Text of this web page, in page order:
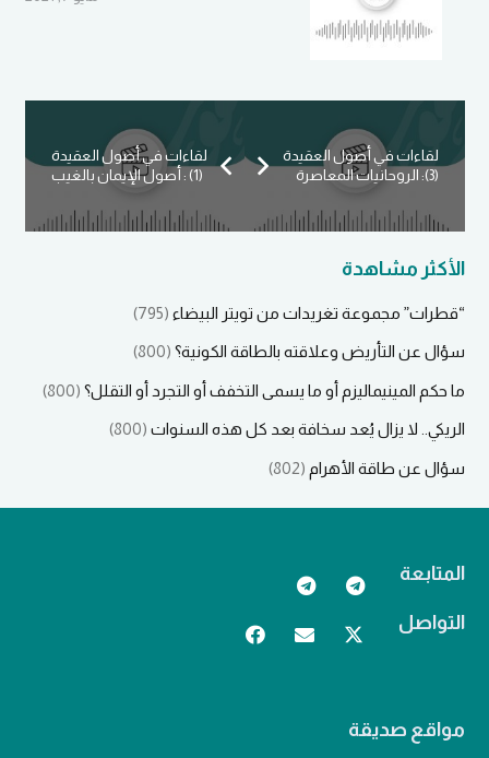
لقاءات في أصول العقيدة
(1) : أصول الإيمان بالغيب
لقاءات في أصول العقيدة
(3): الروحانيات المعاصرة
الأكثر مشاهدة
“قطرات” مجموعة تغريدات من تويتر البيضاء (795)
سؤال عن التأريض وعلاقته بالطاقة الكونية؟ (800)
ما حكم المينيماليزم أو ما يسمى التخفف أو التجرد أو التقلل؟ (800)
الريكي.. لا يزال يُعد سخافة بعد كل هذه السنوات (800)
سؤال عن طاقة الأهرام (802)
المتابعة
التواصل
مواقع صديقة